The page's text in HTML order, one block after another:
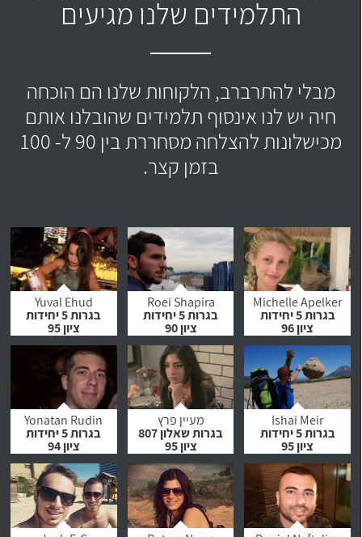
התלמידים שלנו מגיעים
מבלי להתרברב, הלקוחות שלנו הם הוכחה
חיה יש לנו אינסוף תלמידים שהובלנו אותם
מכישלונות להצלחה מסחררת בין 90 ל- 100
בזמן קצר.
Michelle Apelker
בגרות 5 יחידות
ציון 96
לחץ לצפייה
בהמלצה
Roei Shapira
בגרות 5 יחידות
ציון 90
לחץ לצפייה
בהמלצה
Yuval Ehud
בגרות 5 יחידות
ציון 95
לחץ לצפייה
בהמלצה
Ishai Meir
בגרות 5 יחידות
ציון 95
לחץ לצפייה
בהמלצה
מעיין פרץ
בגרות שאלון 807
ציון 95
לחץ לצפייה
בהמלצה
Yonatan Rudin
בגרות 5 יחידות
ציון 94
לחץ לצפייה
בהמלצה